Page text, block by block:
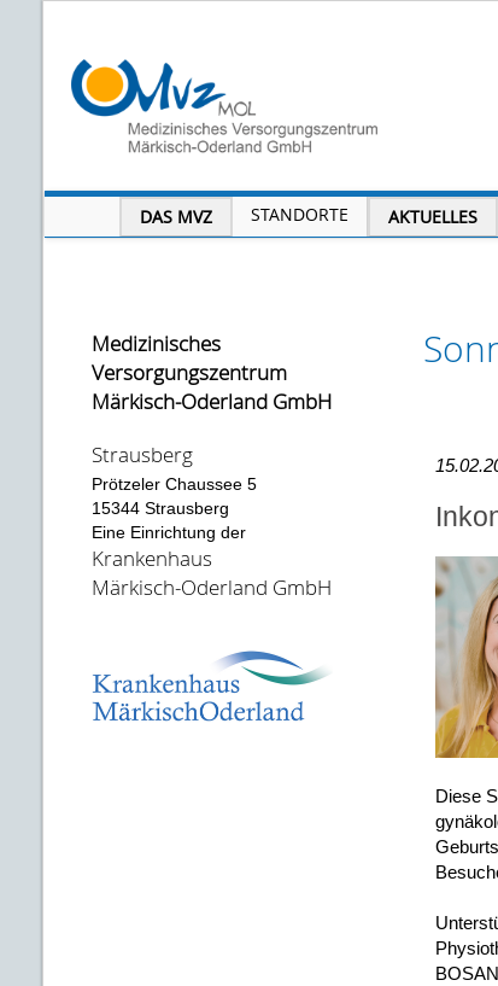
DAS MVZ STANDORTE AKTUELLES
Medizinisches
Versorgungszentrum
Märkisch-Oderland GmbH
Strausberg
Prötzeler Chaussee 5
15344 Strausberg
Eine Einrichtung der
Krankenhaus
Märkisch-Oderland GmbH
Diese